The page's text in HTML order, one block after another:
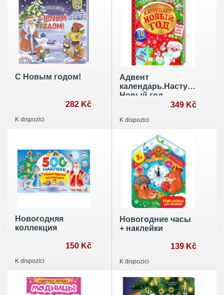
С Новым годом!
282 Kč
K dispozici
Адвент
календарь.Наступает
Новый год
349 Kč
K dispozici
Новогодняя
коллекция
150 Kč
K dispozici
Новогодние часы
+ наклейки
139 Kč
K dispozici